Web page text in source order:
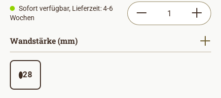
Sofort verfügbar, Lieferzeit: 4-6
Wochen
Produkt Anzahl:
Wandstärke (mm)
28